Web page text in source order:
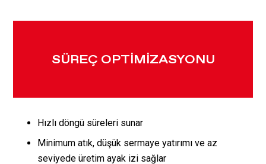
SÜREÇ OPTİMİZASYONU
Hızlı döngü süreleri sunar
Minimum atık, düşük sermaye yatırımı ve az
seviyede üretim ayak izi sağlar